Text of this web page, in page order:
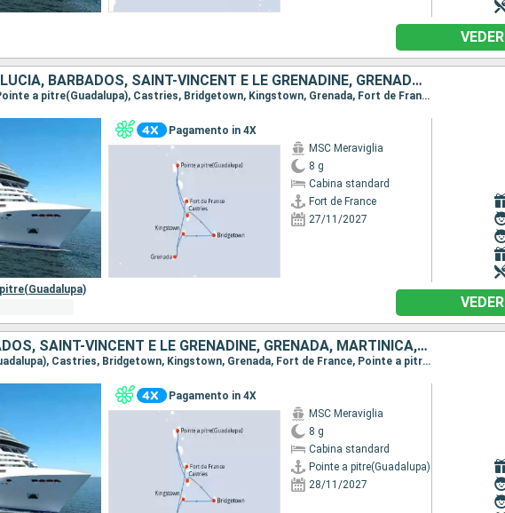
GUADALUPA, SANTA LUCIA, BARBADOS, SAINT-VINCENT E LE GRENADINE, GRENADA, MARTINICA
Itinerario : Fort de France, Pointe a pitre(Guadalupa), Castries, Bridgetown, Kingstown, Grenada, Fort de France
Pagamento in 4X
MSC Meraviglia
8 g
Cabina standard
Fort de France
27/11/2027
SANTA LUCIA, BARBADOS, SAINT-VINCENT E LE GRENADINE, GRENADA, MARTINICA, GUADALUPA
Itinerario : Pointe a pitre(Guadalupa), Castries, Bridgetown, Kingstown, Grenada, Fort de France, Pointe a pitre(Guadalupa)
Pagamento in 4X
MSC Meraviglia
8 g
Cabina standard
Pointe a pitre(Guadalupa)
28/11/2027